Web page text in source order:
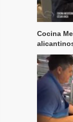
Cocina